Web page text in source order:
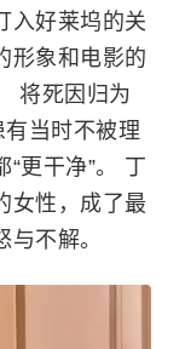
入好莱坞的关
形象和电影的
将死因归为
有当时不被理
更干净”。 丁
女性，成了最
不解。